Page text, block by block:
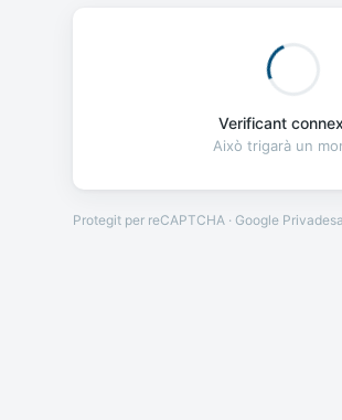
Verificant
Això trigarà un
Protegit per reCAPTCHA · Google Privadesa